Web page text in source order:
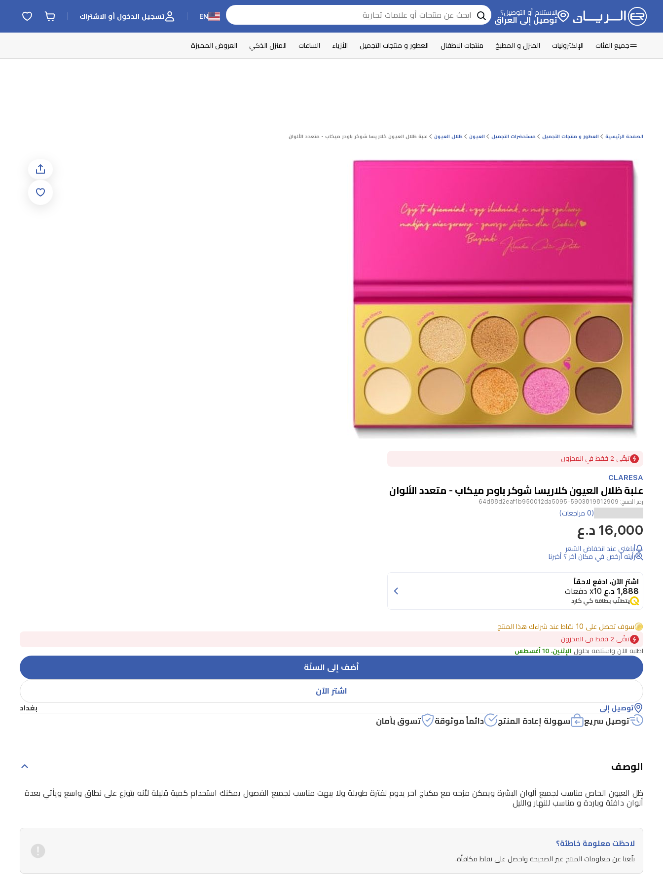
الاستلام أو التوصيل؟
توصيل إلى العراق EN تسجيل الدخول أو الاشتراك
جميع الفئات الإلكترونيات المنزل و المطبخ منتجات الاطفال العطور و منتجات التجميل الأزياء الساعات المنزل الذكي العروض المميزة
الصفحة الرئيسية العطور و منتجات التجميل مستحضرات التجميل العيون ظلال العيون علبة ظلال العيون كلاريسا شوكر باودر ميكاب - متعدد الألوان
1
تبقًى 2 فقط في المخزون
CLARESA
علبة ظلال العيون كلاريسا شوكر باودر ميكاب - متعدد الألوان
رمز المنتج: 5903819812909-64d88d2eaf1b950012da5095
(0 مراجعات)
16,000 د.ع
أبلغني عند انخفاض السّعر
رأيته أرخص في مكان آخر ؟ أخبرنا
اشترِ الآن، ادفع لاحقاً
1,888 د.ع x10 دفعات
يتطلّب بطاقة كي كارد
سوف تحصل على 10 نقاط عند شراءك هذا المنتج
تبقًى 2 فقط في المخزون
اطلبه الآن واستلمه بحلول الإثنين، 10 أغسطس
أضف إلى السلّة
اشتر الآن
توصيل إلى بغداد
توصيل سريع سهولة إعادة المنتج دائماً موثوقة تسوق بأمان
الوصف
ظل العيون الخاص مناسب لجميع ألوان البشرة ويمكن مزجه مع مكياج آخر يدوم لفترة طويلة ولا يبهت مناسب لجميع الفصول يمكنك استخدام كمية قليلة لأنه يتوزع على نطاق واسع ويأتي بعدة
ألوان دافئة وباردة و مناسب للنهار والليل
لاحظت معلومة خاطئة؟
بلّغنا عن معلومات المنتج غير الصحيحة واحصل على نقاط مكافأة.